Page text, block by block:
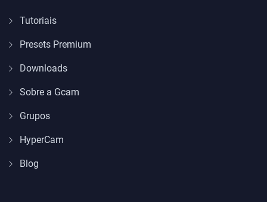
Tutoriais
Presets Premium
Downloads
Sobre a Gcam
Grupos
HyperCam
Blog